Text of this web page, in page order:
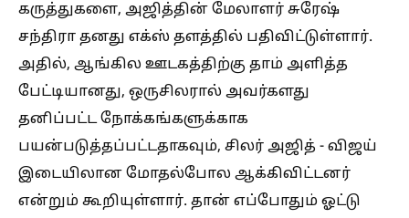
கருத்துகளை, அஜித்தின் மேலாளர் சுரேஷ்
சந்திரா தனது எக்ஸ் தளத்தில் பதிவிட்டுள்ளார்.
அதில், ஆங்கில ஊடகத்திற்கு தாம் அளித்த
பேட்டியானது, ஒருசிலரால் அவர்களது
தனிப்பட்ட நோக்கங்களுக்காக
பயன்படுத்தப்பட்டதாகவும், சிலர் அஜித் - விஜய்
இடையிலான மோதல்போல ஆக்கிவிட்டனர்
என்றும் கூறியுள்ளார். தான் எப்போதும் ஓட்டு